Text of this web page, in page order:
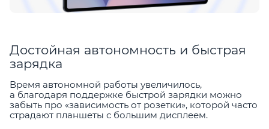
Достойная автономность и быстрая
зарядка
Время автономной работы увеличилось,
а благодаря поддержке быстрой зарядки можно
забыть про «зависимость от розетки», которой часто
страдают планшеты с большим дисплеем.